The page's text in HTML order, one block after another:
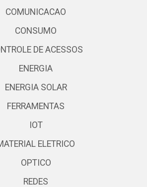
COMUNICACAO
CONSUMO
DE ACESSOS
ENERGIA
ENERGIA SOLAR
FERRAMENTAS
IOT
ELETRICO
OPTICO
REDES